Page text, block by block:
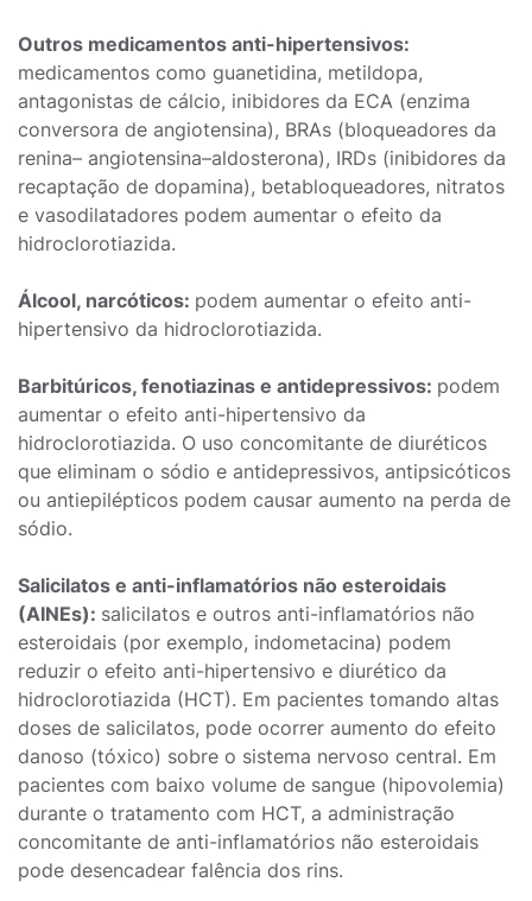
Outros medicamentos anti-hipertensivos:
medicamentos como guanetidina, metildopa,
antagonistas de cálcio, inibidores da ECA (enzima
conversora de angiotensina), BRAs (bloqueadores da
renina– angiotensina–aldosterona), IRDs (inibidores da
recaptação de dopamina), betabloqueadores, nitratos
e vasodilatadores podem aumentar o efeito da
hidroclorotiazida.
Álcool, narcóticos: podem aumentar o efeito anti-
hipertensivo da hidroclorotiazida.
Barbitúricos, fenotiazinas e antidepressivos: podem
aumentar o efeito anti-hipertensivo da
hidroclorotiazida. O uso concomitante de diuréticos
que eliminam o sódio e antidepressivos, antipsicóticos
ou antiepilépticos podem causar aumento na perda de
sódio.
Salicilatos e anti-inflamatórios não esteroidais
(AINEs): salicilatos e outros anti-inflamatórios não
esteroidais (por exemplo, indometacina) podem
reduzir o efeito anti-hipertensivo e diurético da
hidroclorotiazida (HCT). Em pacientes tomando altas
doses de salicilatos, pode ocorrer aumento do efeito
danoso (tóxico) sobre o sistema nervoso central. Em
pacientes com baixo volume de sangue (hipovolemia)
durante o tratamento com HCT, a administração
concomitante de anti-inflamatórios não esteroidais
pode desencadear falência dos rins.